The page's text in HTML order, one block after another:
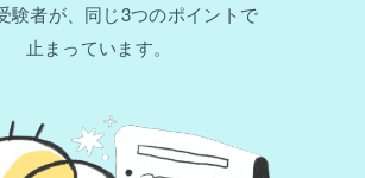
験者が、同じ3つのポイントで
止まっています。